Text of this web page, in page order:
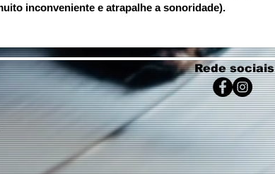
inconveniente e atrapalhe a sonoridade).
Rede sociais